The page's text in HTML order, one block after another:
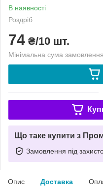
В наявності
Роздріб
74 ₴/10 шт.
Мінімальна сума
Що таке купити з
Замовлення під
Опис Доставка